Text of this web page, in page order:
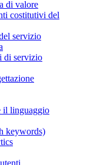
di valore
costitutivi del
servizio
di servizio
il linguaggio
keywords)